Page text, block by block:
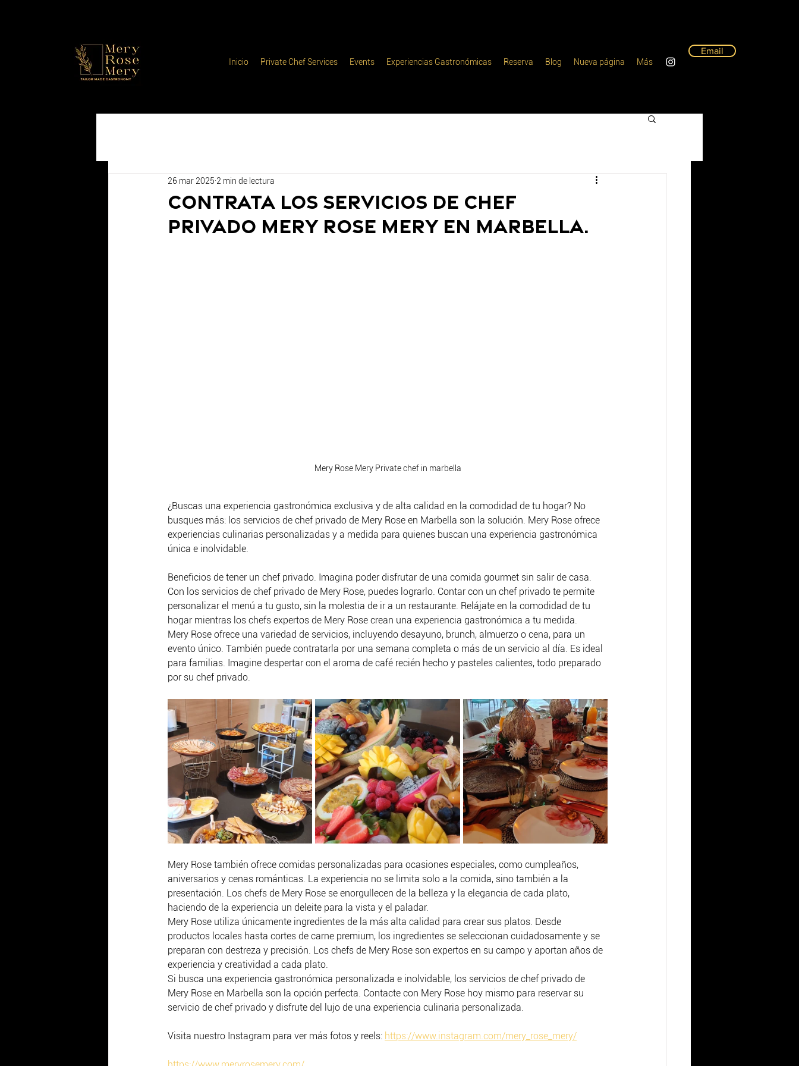
Inicio Private Chef Services Events Experiencias Gastronómicas Reserva Blog Nueva página Más
Email
Contrata los servicios de chef
privado Mery Rose Mery en Marbella.
26 mar 2025 2 min de lectura
Mery Rose Mery Private chef in marbella
¿Buscas una experiencia gastronómica exclusiva y de alta calidad en la comodidad de tu hogar? No
busques más: los servicios de chef privado de Mery Rose en Marbella son la solución. Mery Rose ofrece
experiencias culinarias personalizadas y a medida para quienes buscan una experiencia gastronómica
única e inolvidable.
Beneficios de tener un chef privado. Imagina poder disfrutar de una comida gourmet sin salir de casa.
Con los servicios de chef privado de Mery Rose, puedes lograrlo. Contar con un chef privado te permite
personalizar el menú a tu gusto, sin la molestia de ir a un restaurante. Relájate en la comodidad de tu
hogar mientras los chefs expertos de Mery Rose crean una experiencia gastronómica a tu medida.
Mery Rose ofrece una variedad de servicios, incluyendo desayuno, brunch, almuerzo o cena, para un
evento único. También puede contratarla por una semana completa o más de un servicio al día. Es ideal
para familias. Imagine despertar con el aroma de café recién hecho y pasteles calientes, todo preparado
por su chef privado.
Mery Rose también ofrece comidas personalizadas para ocasiones especiales, como cumpleaños,
aniversarios y cenas románticas. La experiencia no se limita solo a la comida, sino también a la
presentación. Los chefs de Mery Rose se enorgullecen de la belleza y la elegancia de cada plato,
haciendo de la experiencia un deleite para la vista y el paladar.
Mery Rose utiliza únicamente ingredientes de la más alta calidad para crear sus platos. Desde
productos locales hasta cortes de carne premium, los ingredientes se seleccionan cuidadosamente y se
preparan con destreza y precisión. Los chefs de Mery Rose son expertos en su campo y aportan años de
experiencia y creatividad a cada plato.
Si busca una experiencia gastronómica personalizada e inolvidable, los servicios de chef privado de
Mery Rose en Marbella son la opción perfecta. Contacte con Mery Rose hoy mismo para reservar su
servicio de chef privado y disfrute del lujo de una experiencia culinaria personalizada.
Visita nuestro Instagram para ver más fotos y reels: https://www.instagram.com/mery_rose_mery/